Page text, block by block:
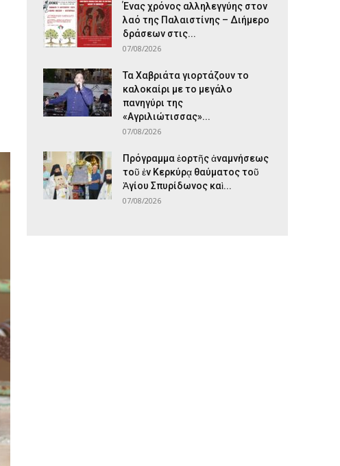
Ένας χρόνος αλληλεγγύης στον
λαό της Παλαιστίνης – Διήμερο
δράσεων στις...
07/08/2026
Τα Χαβριάτα γιορτάζουν το
καλοκαίρι με το μεγάλο
πανηγύρι της
«Αγριλιώτισσας»...
07/08/2026
Πρόγραμμα ἑορτῆς ἀναμνήσεως
τοῦ ἐν Κερκύρᾳ θαύματος τοῦ
Ἁγίου Σπυρίδωνος καὶ...
07/08/2026